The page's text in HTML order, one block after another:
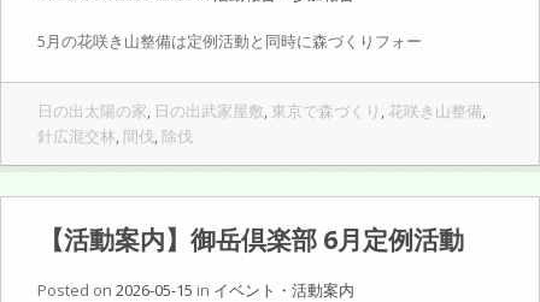
5月の花咲き山整備は定例活動と同時に森づくりフォー
日の出太陽の家, 日の出武家屋敷, 東京で森づくり ,花咲き山整備,
針広混交林, 間伐, 除伐
【活動案内】御岳倶楽部 6月定例活動
Posted on 2026-05-15 in イベント・活動案内